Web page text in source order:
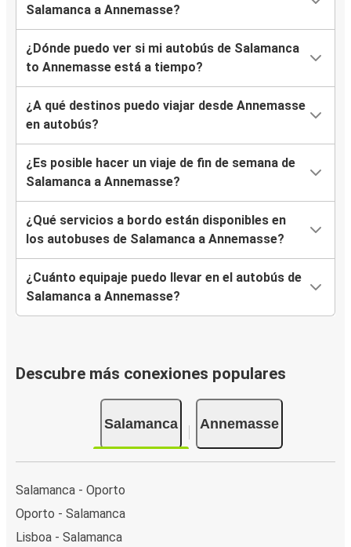
Salamanca a Annemasse?
¿Dónde puedo ver si mi autobús de Salamanca
to Annemasse está a tiempo?
¿A qué destinos puedo viajar desde Annemasse
en autobús?
¿Es posible hacer un viaje de fin de semana de
Salamanca a Annemasse?
¿Qué servicios a bordo están disponibles en
los autobuses de Salamanca a Annemasse?
¿Cuánto equipaje puedo llevar en el autobús de
Salamanca a Annemasse?
Descubre más conexiones populares
Salamanca Annemasse
Salamanca - Oporto
Oporto - Salamanca
Lisboa - Salamanca